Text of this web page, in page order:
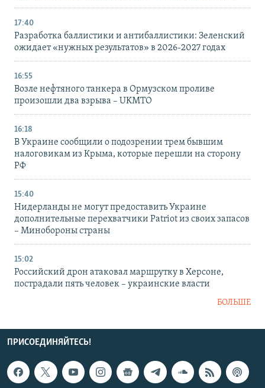
17:40
Разработка баллистики и антибаллистики: Зеленский
ожидает «нужных результатов» в 2026-2027 годах
16:55
Возле нефтяного танкера в Ормузском проливе
произошли два взрыва – UKMTO
16:18
В Украине сообщили о подозрении трем бывшим
налоговикам из Крыма, которые перешли на сторону
РФ
15:40
Нидерланды не могут предоставить Украине
дополнительные перехватчики Patriot из своих запасов
– Минобороны страны
15:02
Российский дрон атаковал маршрутку в Херсоне,
пострадали пять человек – украинские власти
БОЛЬШЕ
ПРИСОЕДИНЯЙТЕСЬ!